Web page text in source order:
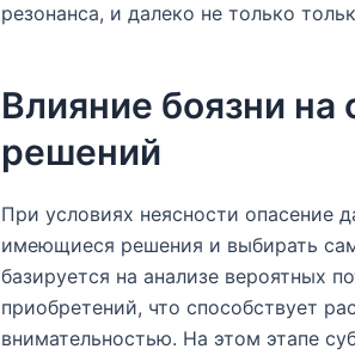
резонанса, и далеко не только
Влияние боязни на
решений
При условиях неясности опасение
имеющиеся решения и выбирать
базируется на анализе вероятных
приобретений, что способствует
внимательностью. На этом этапе